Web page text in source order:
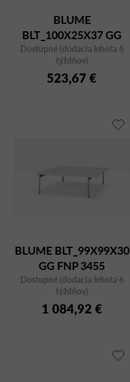
BLUME
BLT_100X25X37 GG
FNP 3452
Dostupné (dodacia lehota 6
týždňov)
523,67 €
BLUME BLT_99X99X30
GG FNP 3455
Dostupné (dodacia lehota 6
týždňov)
1 084,92 €